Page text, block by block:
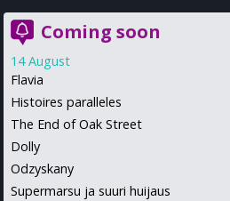
Coming soon
14 August
Flavia
Histoires paralleles
The End of Oak Street
Dolly
Odzyskany
Supermarsu ja suuri huijaus